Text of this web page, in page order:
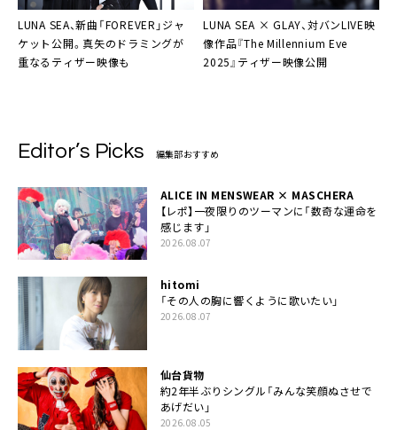
LUNA SEA、新曲「FOREVER」ジャ
ケット公開。真矢のドラミングが
重なるティザー映像も
LUNA SEA × GLAY、対バンLIVE映
像作品『The Millennium Eve
2025』ティザー映像公開
Editor’s Picks 編集部おすすめ
ALICE IN MENSWEAR × MASCHERA
【レポ】一夜限りのツーマンに「数奇な運命を
感じます」
2026.08.07
hitomi
「その人の胸に響くように歌いたい」
2026.08.07
仙台貨物
約2年半ぶりシングル「みんな笑顔ぬさせで
あげだい」
2026.08.05